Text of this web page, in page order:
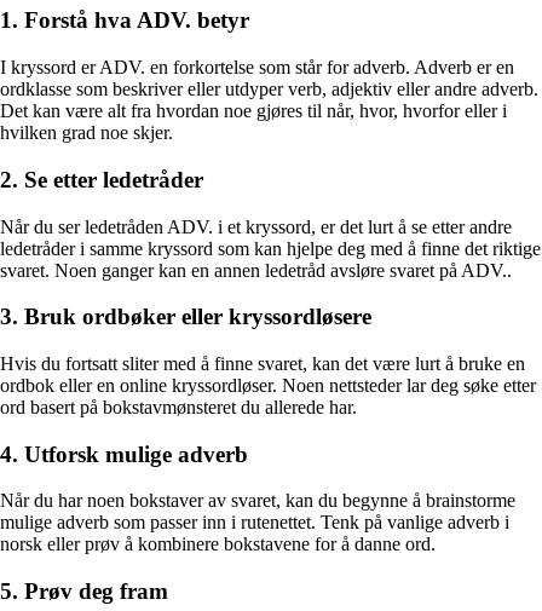
1. Forstå hva ADV. betyr
I kryssord er ADV. en forkortelse som står for adverb. Adverb er en
ordklasse som beskriver eller utdyper verb, adjektiv eller andre adverb.
Det kan være alt fra hvordan noe gjøres til når, hvor, hvorfor eller i
hvilken grad noe skjer.
2. Se etter ledetråder
Når du ser ledetråden ADV. i et kryssord, er det lurt å se etter andre
ledetråder i samme kryssord som kan hjelpe deg med å finne det riktige
svaret. Noen ganger kan en annen ledetråd avsløre svaret på ADV..
3. Bruk ordbøker eller kryssordløsere
Hvis du fortsatt sliter med å finne svaret, kan det være lurt å bruke en
ordbok eller en online kryssordløser. Noen nettsteder lar deg søke etter
ord basert på bokstavmønsteret du allerede har.
4. Utforsk mulige adverb
Når du har noen bokstaver av svaret, kan du begynne å brainstorme
mulige adverb som passer inn i rutenettet. Tenk på vanlige adverb i
norsk eller prøv å kombinere bokstavene for å danne ord.
5. Prøv deg fram